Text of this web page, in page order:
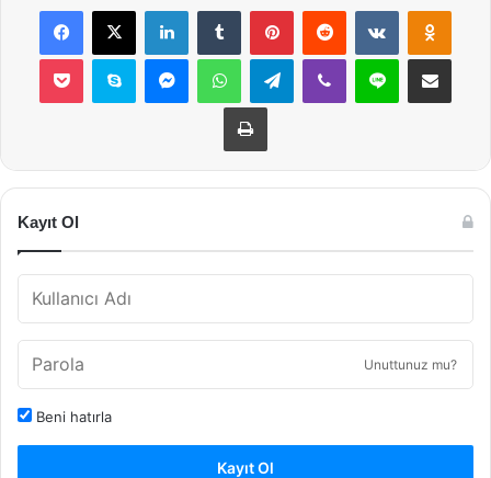
Facebook
X LinkedInTumblr PinterestReddit VKontakte
Pocket Skype MessengerWhatsAppTelegramViber Line E-Posta ile
Yazdır
Kayıt Ol
Unuttunuz mu?
Beni hatırla
Kayıt Ol